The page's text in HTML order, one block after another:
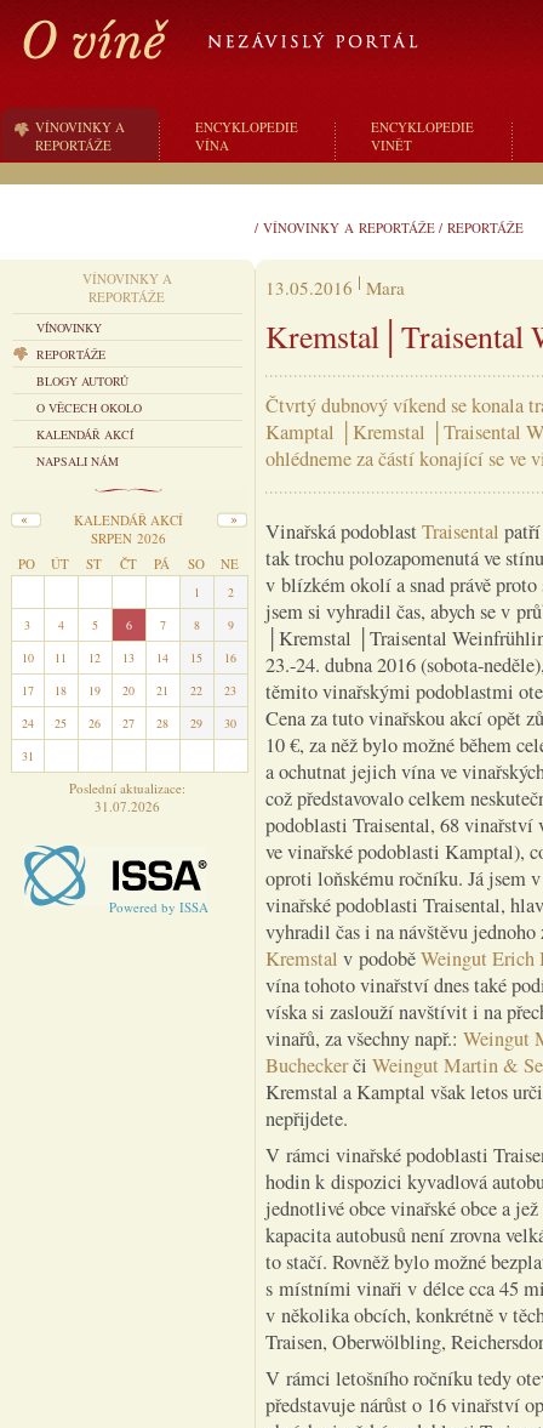
VÍNOVINKY A
REPORTÁŽE
ENCYKLOPEDIE
VÍNA
ENCYKLOPEDIE
VINĚT
/ VÍNOVINKY A REPORTÁŽE / REPORTÁŽE
VÍNOVINKY A
REPORTÁŽE
VÍNOVINKY
REPORTÁŽE
BLOGY AUTORŮ
O VĚCECH OKOLO
KALENDÁŘ AKCÍ
NAPSALI NÁM
KALENDÁŘ AKCÍ
SRPEN 2026
PO
ÚT ST ČT PÁ SO NE
1
2
3
4 5 6 7 8
9
10
11 12 13 14 15
16
17
18 19 20 21 22
23
24
25 26 27 28 29
30
31
Poslední aktualizace:
31.07.2026
Powered by ISSA
13.05.2016 Mara
Kremstal│Traisental
Čtvrtý dubnový víkend se konala
Kamptal │Kremstal │Traisental
ohlédneme za částí konající se ve
Vinařská podoblastTraisental
tak trochu polozapomenutá ve
v blízkém okolí a snad právě
jsem si vyhradil čas, abych se v
│Kremstal │Traisental
23.-24. dubna 2016 (sobota-
těmito vinařskými podoblastmi
Cena za tuto vinařskou akcí opět
10 €, za něž bylo možné během
a ochutnat jejich vína ve
což představovalo celkem
podoblasti Traisental, 68 vinařství
ve vinařské podoblasti Kamptal),
oproti loňskému ročníku. Já jsem
vinařské podoblasti Traisental,
vyhradil čas i na návštěvu
Kremstal v podoběWeingut Erich
vína tohoto vinařství dnes také
víska si zaslouží navštívit i na
vinařů, za všechny např.: Weingut
Bucheckerči Weingut Martin &
Kremstal a Kamptal však letos
nepřijdete.
V rámci vinařské podoblasti
hodin k dispozici kyvadlová
jednotlivé obce vinařské obce a
kapacita autobusů není zrovna
to stačí. Rovněž bylo možné
s místními vinaři v délce cca 45
v několika obcích, konkrétně v
Traisen, Oberwölbling,
V rámci letošního ročníku tedy
představuje nárůst o 16 vinařství